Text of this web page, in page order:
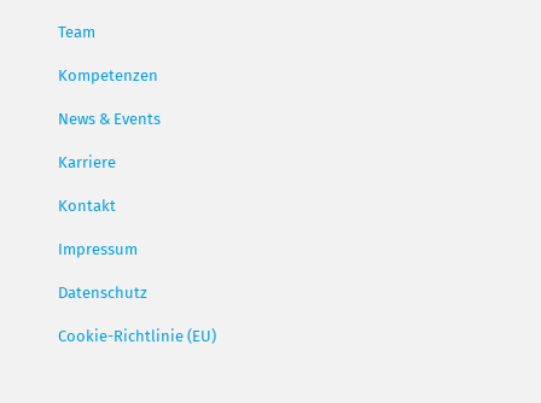
Team
Kompetenzen
News & Events
Karriere
Kontakt
Impressum
Datenschutz
Cookie-Richtlinie (EU)